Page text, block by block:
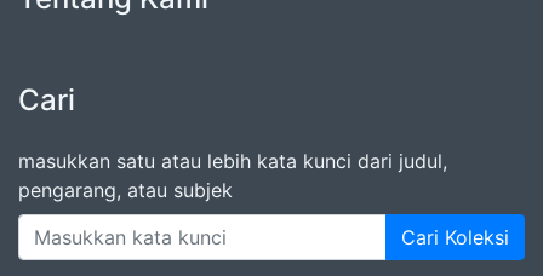
Cari
masukkan satu atau lebih kata kunci dari judul,
pengarang, atau subjek
Cari Koleksi